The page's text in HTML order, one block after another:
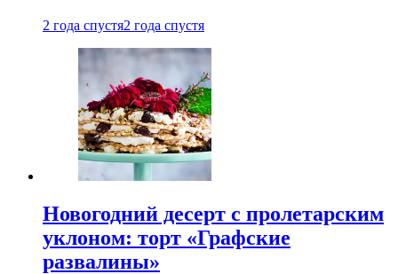
2 года спустя2 года спустя
Новогодний десерт с пролетарским
уклоном: торт «Графские
развалины»